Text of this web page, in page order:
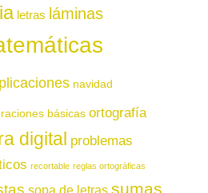
letras láminas
navidad
básicas ortografía
digital problemas
recortable reglas ortográficas
sopa de letras sumas